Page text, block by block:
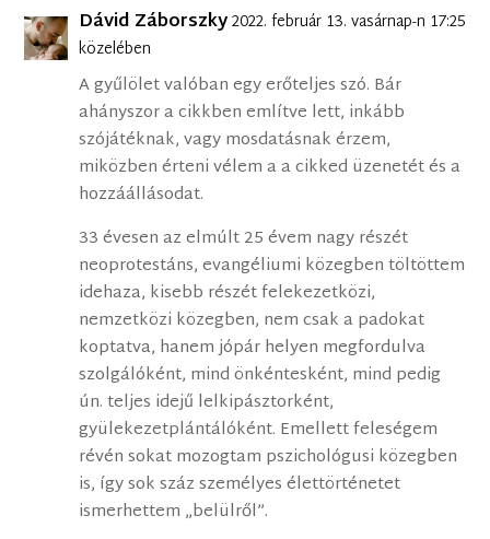
Dávid Záborszky2022. február 13. vasárnap-n 17:25
közelében
A gyűlölet valóban egy erőteljes szó. Bár
ahányszor a cikkben említve lett, inkább
szójátéknak, vagy mosdatásnak érzem,
miközben érteni vélem a a cikked üzenetét és a
hozzáállásodat.
33 évesen az elmúlt 25 évem nagy részét
neoprotestáns, evangéliumi közegben töltöttem
idehaza, kisebb részét felekezetközi,
nemzetközi közegben, nem csak a padokat
koptatva, hanem jópár helyen megfordulva
szolgálóként, mind önkéntesként, mind pedig
ún. teljes idejű lelkipásztorként,
gyülekezetplántálóként. Emellett feleségem
révén sokat mozogtam pszichológusi közegben
is, így sok száz személyes élettörténetet
ismerhettem „belülről”.